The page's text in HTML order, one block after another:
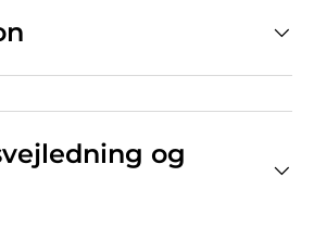
og